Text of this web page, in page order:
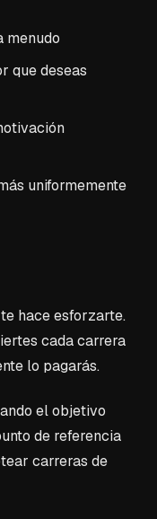
menudo
que deseas
uniformemente
hace esforzarte.
cada carrera
lo pagarás.
el objetivo
de referencia
carreras de